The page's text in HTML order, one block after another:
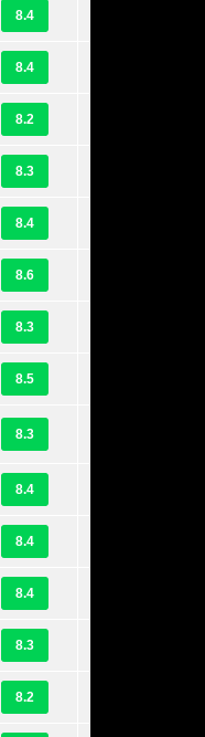
8.4
8.4
8.2
8.3
8.4
8.6
8.3
8.5
8.3
8.4
8.4
8.4
8.3
8.2